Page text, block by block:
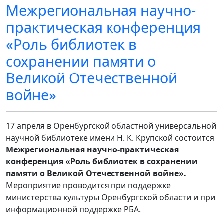
Межрегиональная научно-
практическая конференция
«Роль библиотек в
сохранении памяти о
Великой Отечественной
войне»
17 апреля в Оренбургской областной универсальной
научной библиотеке имени Н. К. Крупской состоится
Межрегиональная научно-практическая
конференция «Роль библиотек в сохранении
памяти о Великой Отечественной войне».
Мероприятие проводится при поддержке
министерства культуры Оренбургской области и при
информационной поддержке РБА.